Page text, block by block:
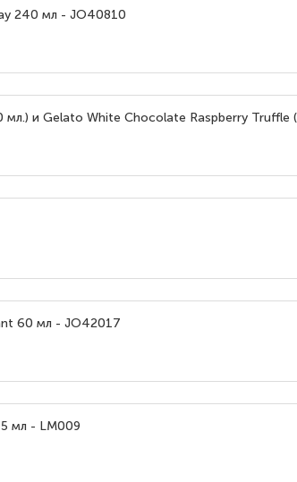
240 мл - JO40810
и Gelato White Chocolate Raspberry
60 мл - JO42017
мл - LM009